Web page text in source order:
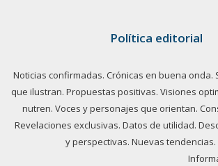
Política editorial
Noticias confirmadas. Crónicas en buena onda.
que ilustran. Propuestas positivas. Visiones
nutren. Voces y personajes que orientan.
Revelaciones exclusivas. Datos de utilidad.
y perspectivas. Nuevas